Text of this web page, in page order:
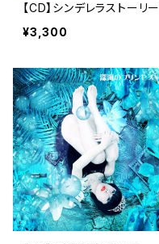
【CD】シンデレラストーリー
¥3,300